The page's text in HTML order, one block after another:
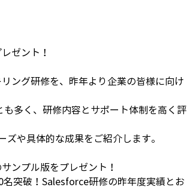
ゼント！
ング研修を、昨年より企業の皆様に向け
多く、研修内容とサポート体制を高く評
や具体的な成果をご紹介します。
ンプル版をプレゼント！
突破！Salesforce研修の昨年度実績とお